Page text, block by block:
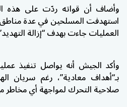
وأضاف أن قواته ردّت على هذه
استهدفت المسلحين في عدة
العمليات جاءت بهدف “إزالة
وأكد الجيش أنه يواصل تنفيذ
بـ“أهداف معادية”، رغم سريان
صلاحية التحرك لمواجهة أي مخاطر